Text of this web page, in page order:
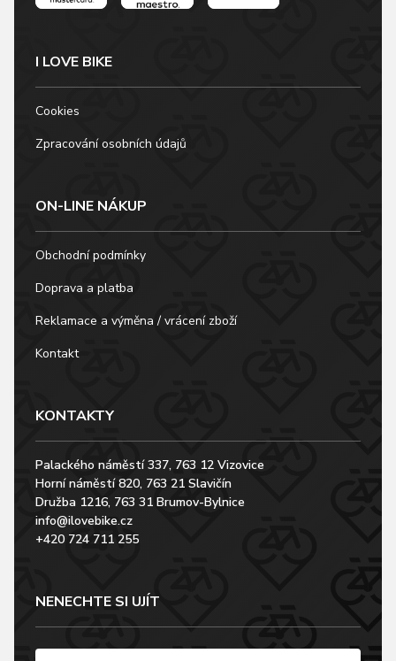
I LOVE BIKE
Cookies
Zpracování osobních údajů
ON-LINE NÁKUP
Obchodní podmínky
Doprava a platba
Reklamace a výměna / vrácení zboží
Kontakt
KONTAKTY
Palackého náměstí 337, 763 12 Vizovice
Horní náměstí 820, 763 21 Slavičín
Družba 1216, 763 31 Brumov-Bylnice
info@ilovebike.cz
+420 724 711 255
NENECHTE SI UJÍT